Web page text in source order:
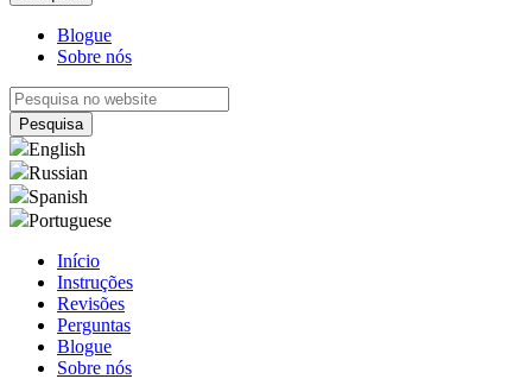
Blogue
Sobre nós
English
Russian
Spanish
Portuguese
Início
Instruções
Revisões
Perguntas
Blogue
Sobre nós